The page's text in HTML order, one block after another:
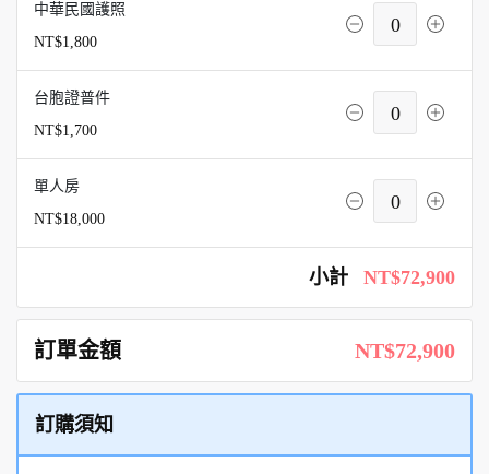
中華民國護照
NT$1,800
0
台胞證普件
NT$1,700
0
單人房
NT$18,000
0
小計 NT$72,900
訂單金額 NT$72,900
訂購須知